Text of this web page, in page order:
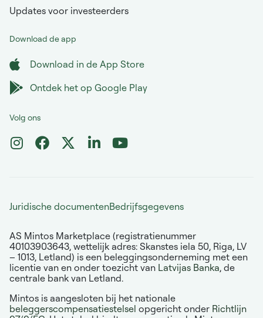
Updates voor investeerders
Download de app
Download in de App Store
Ontdek het op Google Play
Volg ons
Juridische documentenBedrijfsgegevens
AS Mintos Marketplace (registratienummer
40103903643, wettelijk adres: Skanstes iela 50, Riga, LV
– 1013, Letland) is een beleggingsonderneming met een
licentie van en onder toezicht van Latvijas Banka, de
centrale bank van Letland.
Mintos is aangesloten bij het nationale
beleggerscompensatiestelsel opgericht onder Richtlijn